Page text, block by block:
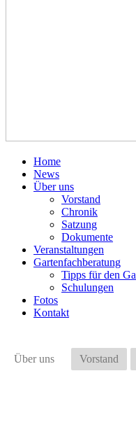
Home
News
Über uns
Vorstand
Chronik
Satzung
Dokumente
Veranstaltungen
Gartenfachberatung
Tipps für den
Schulungen
Fotos
Kontakt
Über uns Vorstand